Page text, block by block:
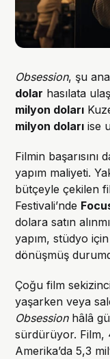
Obsession, şu
dolar hasılata
milyon doları
milyon doları ise
Filmin başarısını
yapım maliyeti.
bütçeyle çekilen
Festivali’nde
dolara satın
yapım, stüdyo
dönüşmüş
Çoğu film
yaşarken veya
Obsessionhâlâ
sürdürüyor. Film,
Amerika’da 5,3